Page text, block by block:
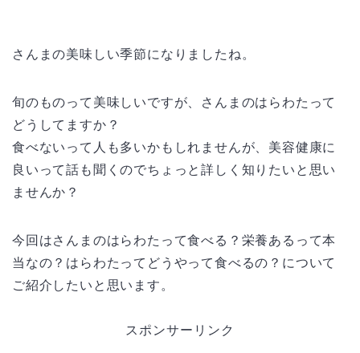
さんまの美味しい季節になりましたね。
旬のものって美味しいですが、さんまのはらわたって
どうしてますか？
食べないって人も多いかもしれませんが、美容健康に
良いって話も聞くのでちょっと詳しく知りたいと思い
ませんか？
今回はさんまのはらわたって食べる？栄養あるって本
当なの？はらわたってどうやって食べるの？について
ご紹介したいと思います。
スポンサーリンク